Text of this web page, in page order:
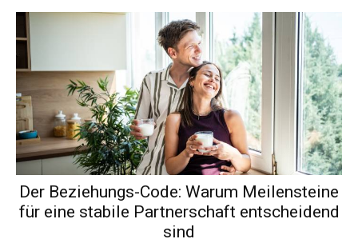
Der Beziehungs-Code: Warum Meilensteine
für eine stabile Partnerschaft entscheidend
sind